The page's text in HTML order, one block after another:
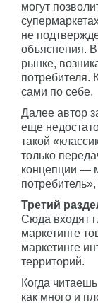
могут
не
объяснения. В
рынке,
потребителя.
сами по себе.
Далее автор
еще
такой
только
концепции —
потребитель»,
Третий
Сюда входят
маркетинге
маркетинге
территорий.
Когда
как много и